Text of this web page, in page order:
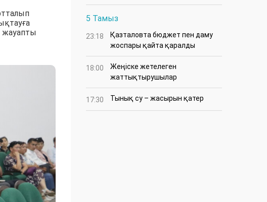
жауапты
5 Тамыз
23:18
Қазталовта бюджет пен даму
жоспары қайта қаралды
18:00
Жеңіске жетелеген
жаттықтырушылар
17:30 Тынық су – жасырын қатер